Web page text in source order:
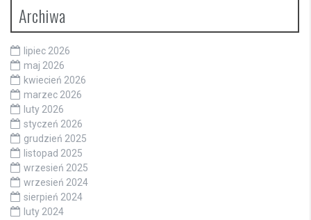
Archiwa
lipiec 2026
maj 2026
kwiecień 2026
marzec 2026
luty 2026
styczeń 2026
grudzień 2025
listopad 2025
wrzesień 2025
wrzesień 2024
sierpień 2024
luty 2024